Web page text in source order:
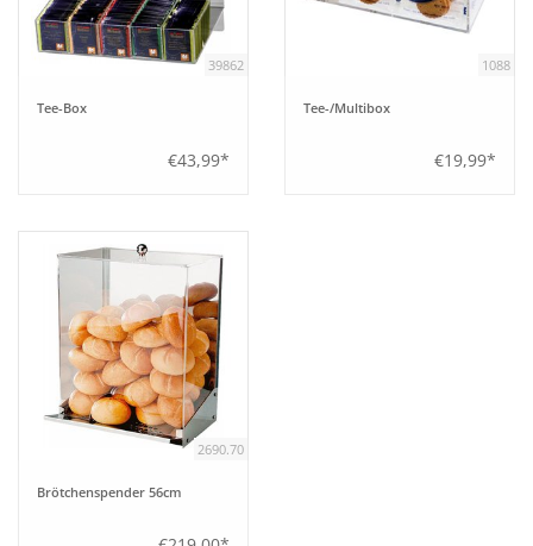
39862
Tee-Box
€43,99*
1088
Tee-/Multibox
€19,99*
2690.70
Brötchenspender 56cm